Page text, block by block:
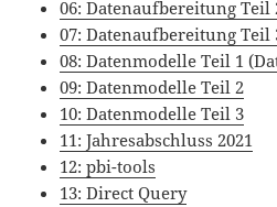
06: Datenaufbereitung Teil
07: Datenaufbereitung Teil
08: Datenmodelle Teil 1
09: Datenmodelle Teil 2
10: Datenmodelle Teil 3
11: Jahresabschluss 2021
12: pbi-tools
13: Direct Query